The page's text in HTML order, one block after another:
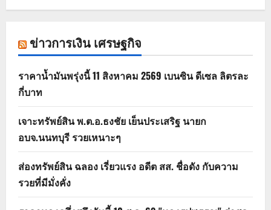
ข่าวการเงิน เศรษฐกิจ
ราคาน้ำมันพรุ่งนี้ 11 สิงหาคม 2569 เบนซิน ดีเซล ลิตรละ
กี่บาท
เจาะทรัพย์สิน พ.ต.อ.ธงชัย เย็นประเสริฐ นายก
อบจ.นนทบุรี รวยเหนาะๆ
ส่องทรัพย์สิน ฉลอง เรี่ยวแรง อดีต สส. ชื่อดัง กับความ
รวยที่มีมั่งคั่ง